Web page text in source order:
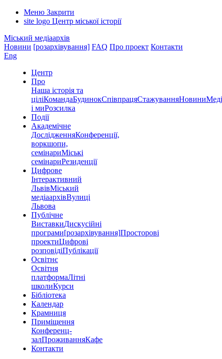
Меню Закрити
site logo Центр міської історії
Міський медіаархів
Новини [розархівування] FAQ Про проект Контакти
Eng
Центр
Про
Наша історія та
ціліКомандаБудинокСпівпрацяСтажуванняНовини
і миРозсилка
Події
Академічне
ДослідженняКонференції,
воркшопи,
семінариМіські
семінариРезиденції
Цифрове
Інтерактивний
ЛьвівМіський
медіаархівВулиці
Львова
Публічне
ВиставкиДискусійні
програми[розархівування]Просторові
проектиЦифрові
розповідіПублікації
Освітнє
Освітня
платформаЛітні
школиКурси
Бібліотека
Календар
Крамниця
Приміщення
Конференц-
залПроживанняКафе
Контакти